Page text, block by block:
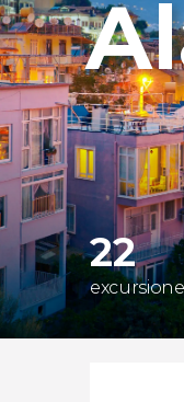
22